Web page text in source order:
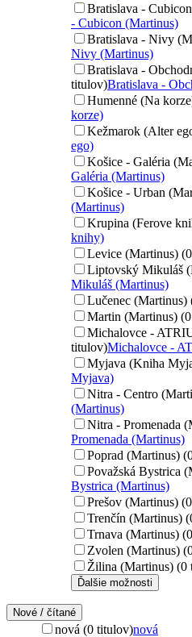
Bratislava -
- Cubicon (Martinus)
Bratislava - Nivy
Nivy (Martinus)
Bratislava -
titulov)Bratislava -
Humenné (Na
korze)
Kežmarok (Alter
ego)
Košice - Galéria
Galéria (Martinus)
Košice - Urban
(Martinus)
Krupina (Ferove
knihy)
Levice (Martinus)
Liptovský Mikuláš
Mikuláš (Martinus)
Lučenec (Martinus)
Martin (Martinus)
Michalovce -
titulov)Michalovce -
Myjava (Kniha
Myjava)
Nitra - Centro
(Martinus)
Nitra - Promenada
Promenada (Martinus)
Poprad (Martinus)
Považská Bystrica
Bystrica (Martinus)
Prešov (Martinus)
Trenčín (Martinus)
Trnava (Martinus)
Zvolen (Martinus)
Žilina (Martinus) (0
Ďalšie možnosti
Nové / čítané
nová (0 titulov)nová